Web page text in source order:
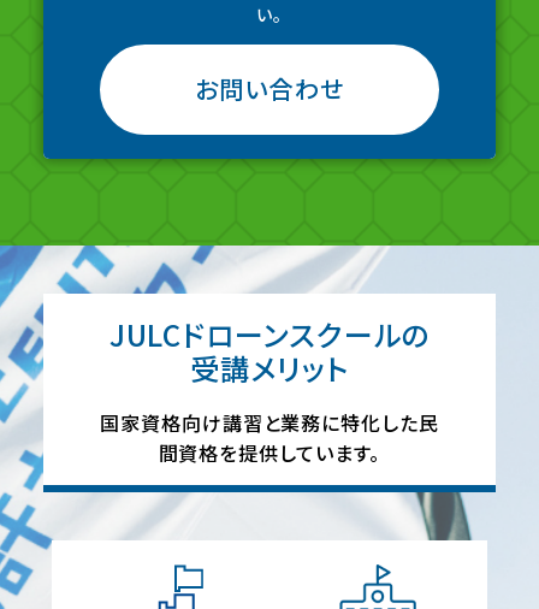
い。
お問い合わせ
JULCドローンスクールの
受講メリット
国家資格向け講習と業務に特化した民
間資格を提供しています。